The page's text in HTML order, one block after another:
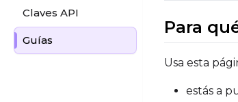
Claves API
Guías
Para
Usa esta
estás a